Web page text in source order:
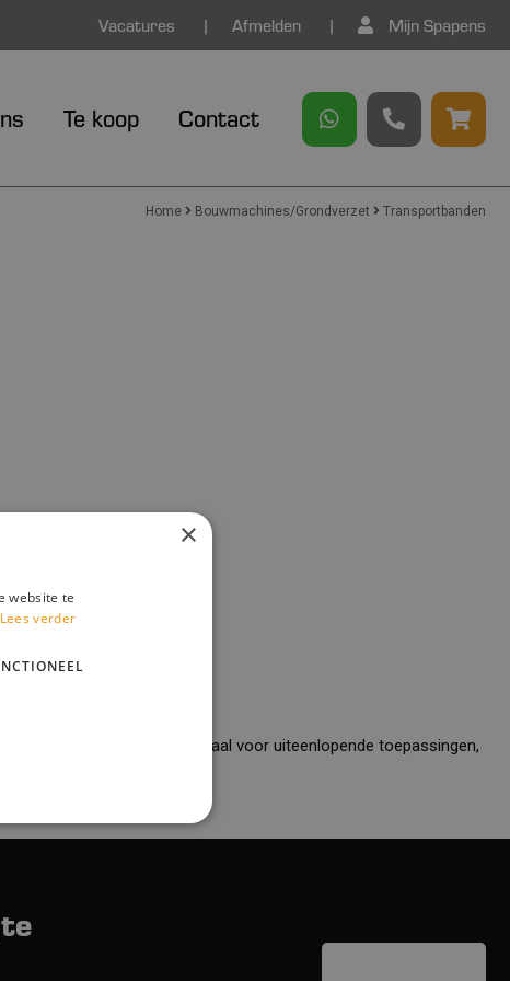
Vacatures Afmelden Mijn Spapens
Te koop Contact
Home Bouwmachines/Grondverzet Transportbanden
transportbanden zijn ideaal voor uiteenlopende toepassingen,
×
website te
Lees verder